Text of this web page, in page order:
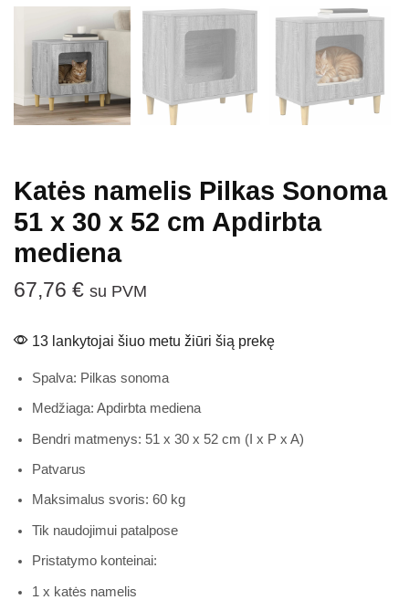
Katės namelis Pilkas Sonoma
51 x 30 x 52 cm Apdirbta
mediena
67,76 € su PVM
13 lankytojai šiuo metu žiūri šią prekę
Spalva: Pilkas sonoma
Medžiaga: Apdirbta mediena
Bendri matmenys: 51 x 30 x 52 cm (I x P x A)
Patvarus
Maksimalus svoris: 60 kg
Tik naudojimui patalpose
Pristatymo konteinai:
1 x katės namelis